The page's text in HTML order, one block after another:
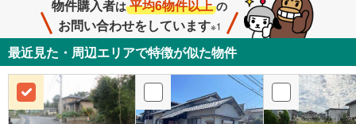
物件購入者は 平均6物件以上 の
お問い合わせをしています※1
最近見た・周辺エリアで特徴が似た物件